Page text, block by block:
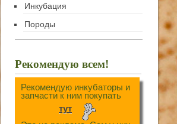
Инкубация
Породы
Рекомендую всем!
Рекомендую инкубаторы и
запчасти к ним покупать
тут